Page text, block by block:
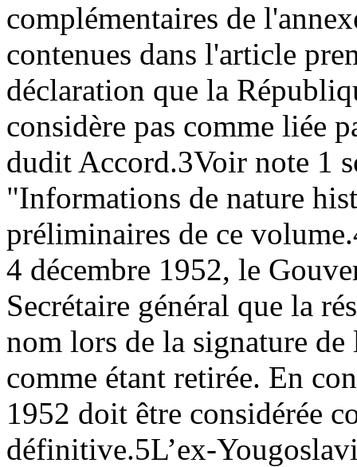
complémentaires de
contenues dans l'article
déclaration que la
considère pas comme liée
dudit Accord.3Voir note 1
"Informations de nature
préliminaires de ce volume.
4 décembre 1952, le
Secrétaire général que la
nom lors de la signature
comme étant retirée. En
1952 doit être considérée
définitive.5L’ex-